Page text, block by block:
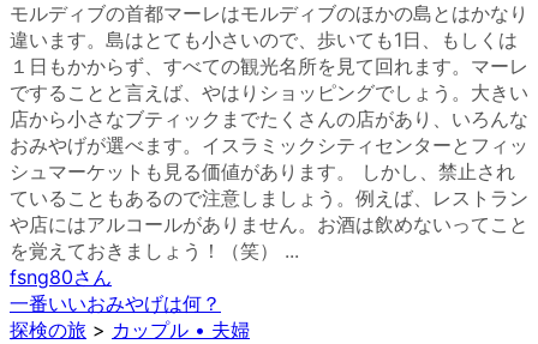
モルディブの首都マーレはモルディブのほかの島とはかなり
違います。島はとても小さいので、歩いても1日、もしくは
１日もかからず、すべての観光名所を見て回れます。マーレ
ですることと言えば、やはりショッピングでしょう。大きい
店から小さなブティックまでたくさんの店があり、いろんな
おみやげが選べます。イスラミックシティセンターとフィッ
シュマーケットも見る価値があります。 しかし、禁止され
ていることもあるので注意しましょう。例えば、レストラン
や店にはアルコールがありません。お酒は飲めないってこと
を覚えておきましょう！（笑） ...
fsng80さん
一番いいおみやげは何？
探検の旅 > カップル • 夫婦